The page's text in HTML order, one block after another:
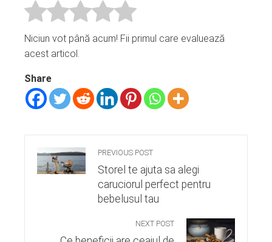
Niciun vot până acum! Fii primul care evaluează
acest articol.
Share
PREVIOUS POST
Storel te ajuta sa alegi
caruciorul perfect pentru
bebelusul tau
NEXT POST